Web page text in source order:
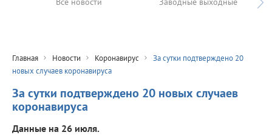
Главная Новости Коронавирус
За сутки подтверждено 20
новых случаев коронавируса
За сутки подтверждено 20 новых случаев
коронавируса
Данные на 26 июля.